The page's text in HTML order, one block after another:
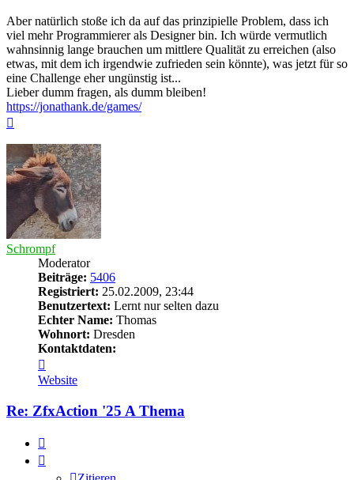
Aber natürlich stoße ich da auf das prinzipielle Problem, dass ich
viel mehr Programmierer als Designer bin. Ich würde vermutlich
wahnsinnig lange brauchen um mittlere Qualität zu erreichen (also
etwas, mit dem ich irgendwie zufrieden sein könnte), was jetzt für so
eine Challenge eher ungünstig ist...
Lieber dumm fragen, als dumm bleiben!
https://jonathank.de/games/
Schrompf
Moderator
Beiträge: 5406
Registriert: 25.02.2009, 23:44
Benutzertext: Lernt nur selten dazu
Echter Name: Thomas
Wohnort: Dresden
Kontaktdaten:
von
Schrompf
Website
Re: ZfxAction '25 A Thema